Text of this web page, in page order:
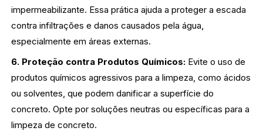
impermeabilizante. Essa prática ajuda a proteger a escada
contra infiltrações e danos causados pela água,
especialmente em áreas externas.
6. Proteção contra Produtos Químicos: Evite o uso de
produtos químicos agressivos para a limpeza, como ácidos
ou solventes, que podem danificar a superfície do
concreto. Opte por soluções neutras ou específicas para a
limpeza de concreto.